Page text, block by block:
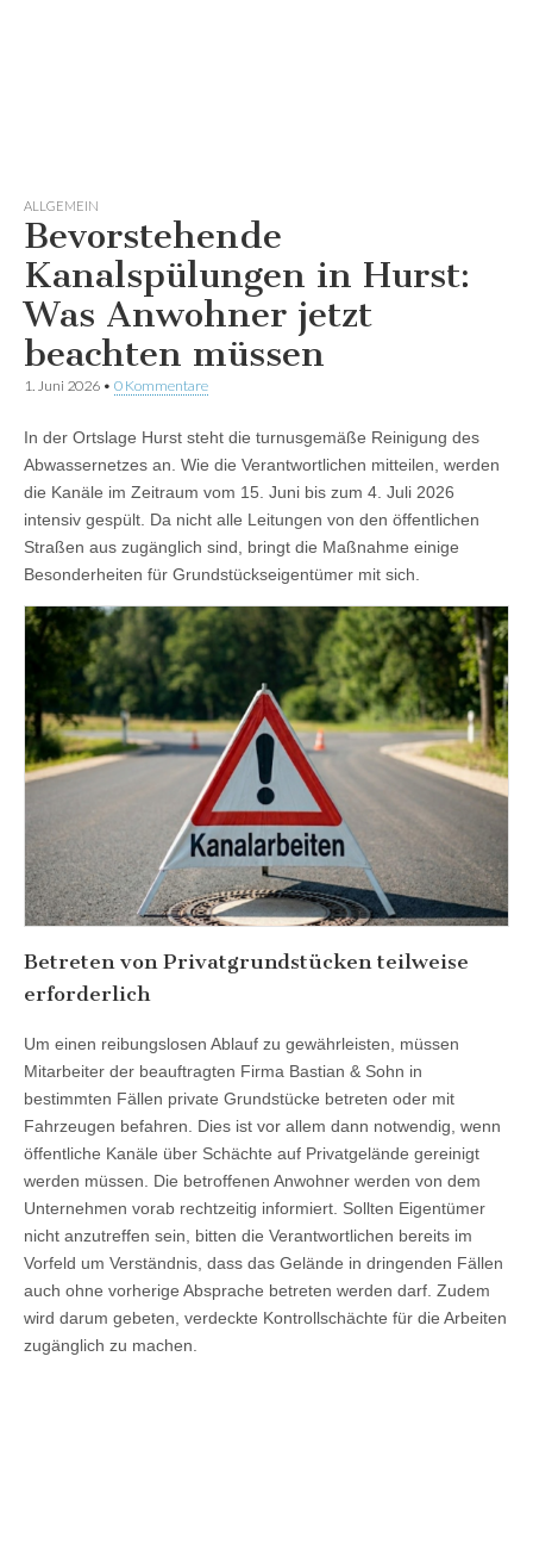
ALLGEMEIN
Bevorstehende
Kanalspülungen in Hurst:
Was Anwohner jetzt
beachten müssen
1. Juni 2026 • 0 Kommentare
In der Ortslage Hurst steht die turnusgemäße Reinigung des
Abwassernetzes an. Wie die Verantwortlichen mitteilen, werden
die Kanäle im Zeitraum vom 15. Juni bis zum 4. Juli 2026
intensiv gespült. Da nicht alle Leitungen von den öffentlichen
Straßen aus zugänglich sind, bringt die Maßnahme einige
Besonderheiten für Grundstückseigentümer mit sich.
Betreten von Privatgrundstücken teilweise
erforderlich
Um einen reibungslosen Ablauf zu gewährleisten, müssen
Mitarbeiter der beauftragten Firma Bastian & Sohn in
bestimmten Fällen private Grundstücke betreten oder mit
Fahrzeugen befahren. Dies ist vor allem dann notwendig, wenn
öffentliche Kanäle über Schächte auf Privatgelände gereinigt
werden müssen. Die betroffenen Anwohner werden von dem
Unternehmen vorab rechtzeitig informiert. Sollten Eigentümer
nicht anzutreffen sein, bitten die Verantwortlichen bereits im
Vorfeld um Verständnis, dass das Gelände in dringenden Fällen
auch ohne vorherige Absprache betreten werden darf. Zudem
wird darum gebeten, verdeckte Kontrollschächte für die Arbeiten
zugänglich zu machen.